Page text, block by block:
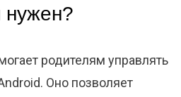
нужен?
родителям управлять
Оно позволяет